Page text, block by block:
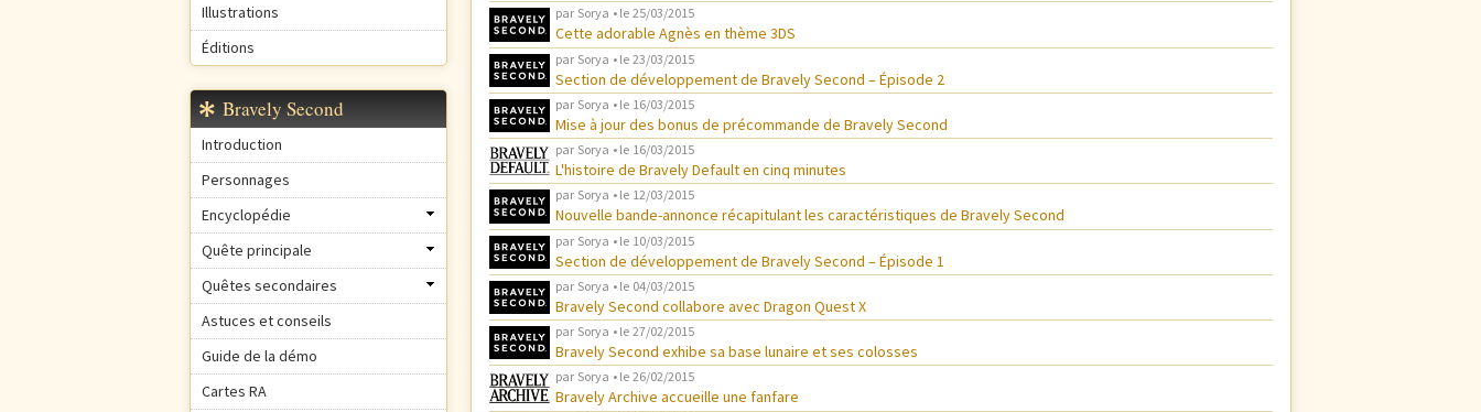
Illustrations
Éditions
Bravely Second
Introduction
Personnages
Encyclopédie
Quête principale
Quêtes secondaires
Astuces et conseils
Guide de la démo
Cartes RA
par Sorya • le 25/03/2015
Cette adorable Agnès en thème 3DS
par Sorya • le 23/03/2015
Section de développement de Bravely Second – Épisode 2
par Sorya • le 16/03/2015
Mise à jour des bonus de précommande de Bravely Second
par Sorya • le 16/03/2015
L'histoire de Bravely Default en cinq minutes
par Sorya • le 12/03/2015
Nouvelle bande-annonce récapitulant les caractéristiques de Bravely Second
par Sorya • le 10/03/2015
Section de développement de Bravely Second – Épisode 1
par Sorya • le 04/03/2015
Bravely Second collabore avec Dragon Quest X
par Sorya • le 27/02/2015
Bravely Second exhibe sa base lunaire et ses colosses
par Sorya • le 26/02/2015
Bravely Archive accueille une fanfare